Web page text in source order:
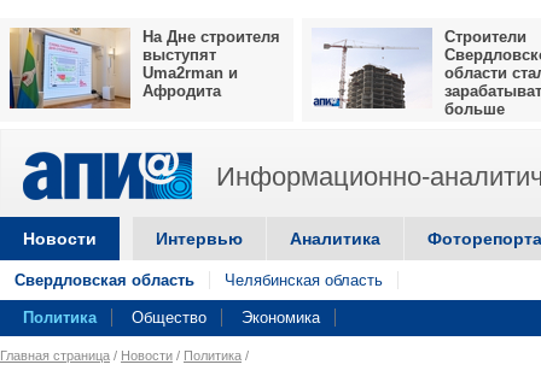
На Дне строителя
выступят
Uma2rman и
Афродита
Строители
области
больше
Информационно-
Новости Интервью Аналитика
Свердловская область Челябинская область
Политика Общество Экономика
Главная страница / Новости / Политика /